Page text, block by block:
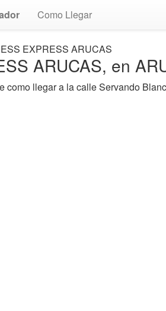
Como Llegar
EXPRESS ARUCAS
ARUCAS, en
llegar a la calle Servando